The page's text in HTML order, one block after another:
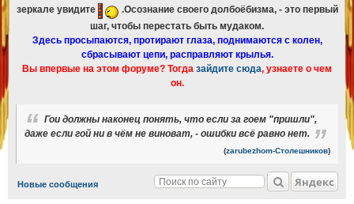
зеркале увидите
.Осознание своего долбоёбизма, - это первый
шаг, чтобы перестать быть мудаком.
Здесь просыпаются, протирают глаза, поднимаются с колен,
сбрасывают цепи, расправляют крылья.
Вы впервые на этом форуме? Тогда зайдите сюда, узнаете о чем
он.
Гои должны наконец понять, что если за гоем "пришли",
даже если гой ни в чём не виноват, - ошибки всё равно нет.
(zarubezhom-Столешников)
Новые сообщения Яндекс